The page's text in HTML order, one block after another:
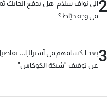
2الى نواف سلام: هل يدفع الحايك
في وجه خيّاط؟
3بعد انكشافهم في أستراليا...
عن توقيف "شبكة الكوكايين"